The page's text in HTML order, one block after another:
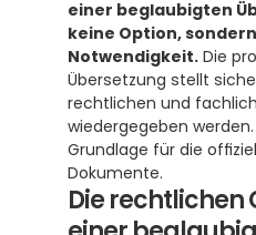
einer beglaubigten
keine Option,
Notwendigkeit. Die
Übersetzung stellt
rechtlichen und
wiedergegeben
Grundlage für die
Dokumente.
Die rechtlichen